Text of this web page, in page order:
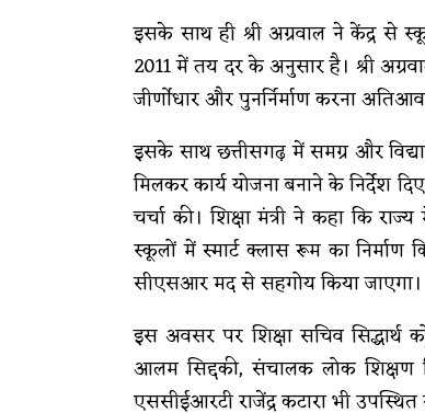
इसके साथ ही श्री अग्रवाल ने केंद्र से
2011 में तय दर के अनुसार है। श्री
जीर्णोधार और पुनर्निर्माण करना
इसके साथ छत्तीसगढ़ में समग्र और
मिलकर कार्य योजना बनाने के निर्देश
चर्चा की। शिक्षा मंत्री ने कहा कि
स्कूलों में स्मार्ट क्लास रूम का
सीएसआर मद से सहगोय किया जाएगा।
इस अवसर पर शिक्षा सचिव सिद्धार्थ
आलम सिद्दकी, संचालक लोक शिक्षण
एससीईआरटी राजेंद्र कटारा भी उपस्थित